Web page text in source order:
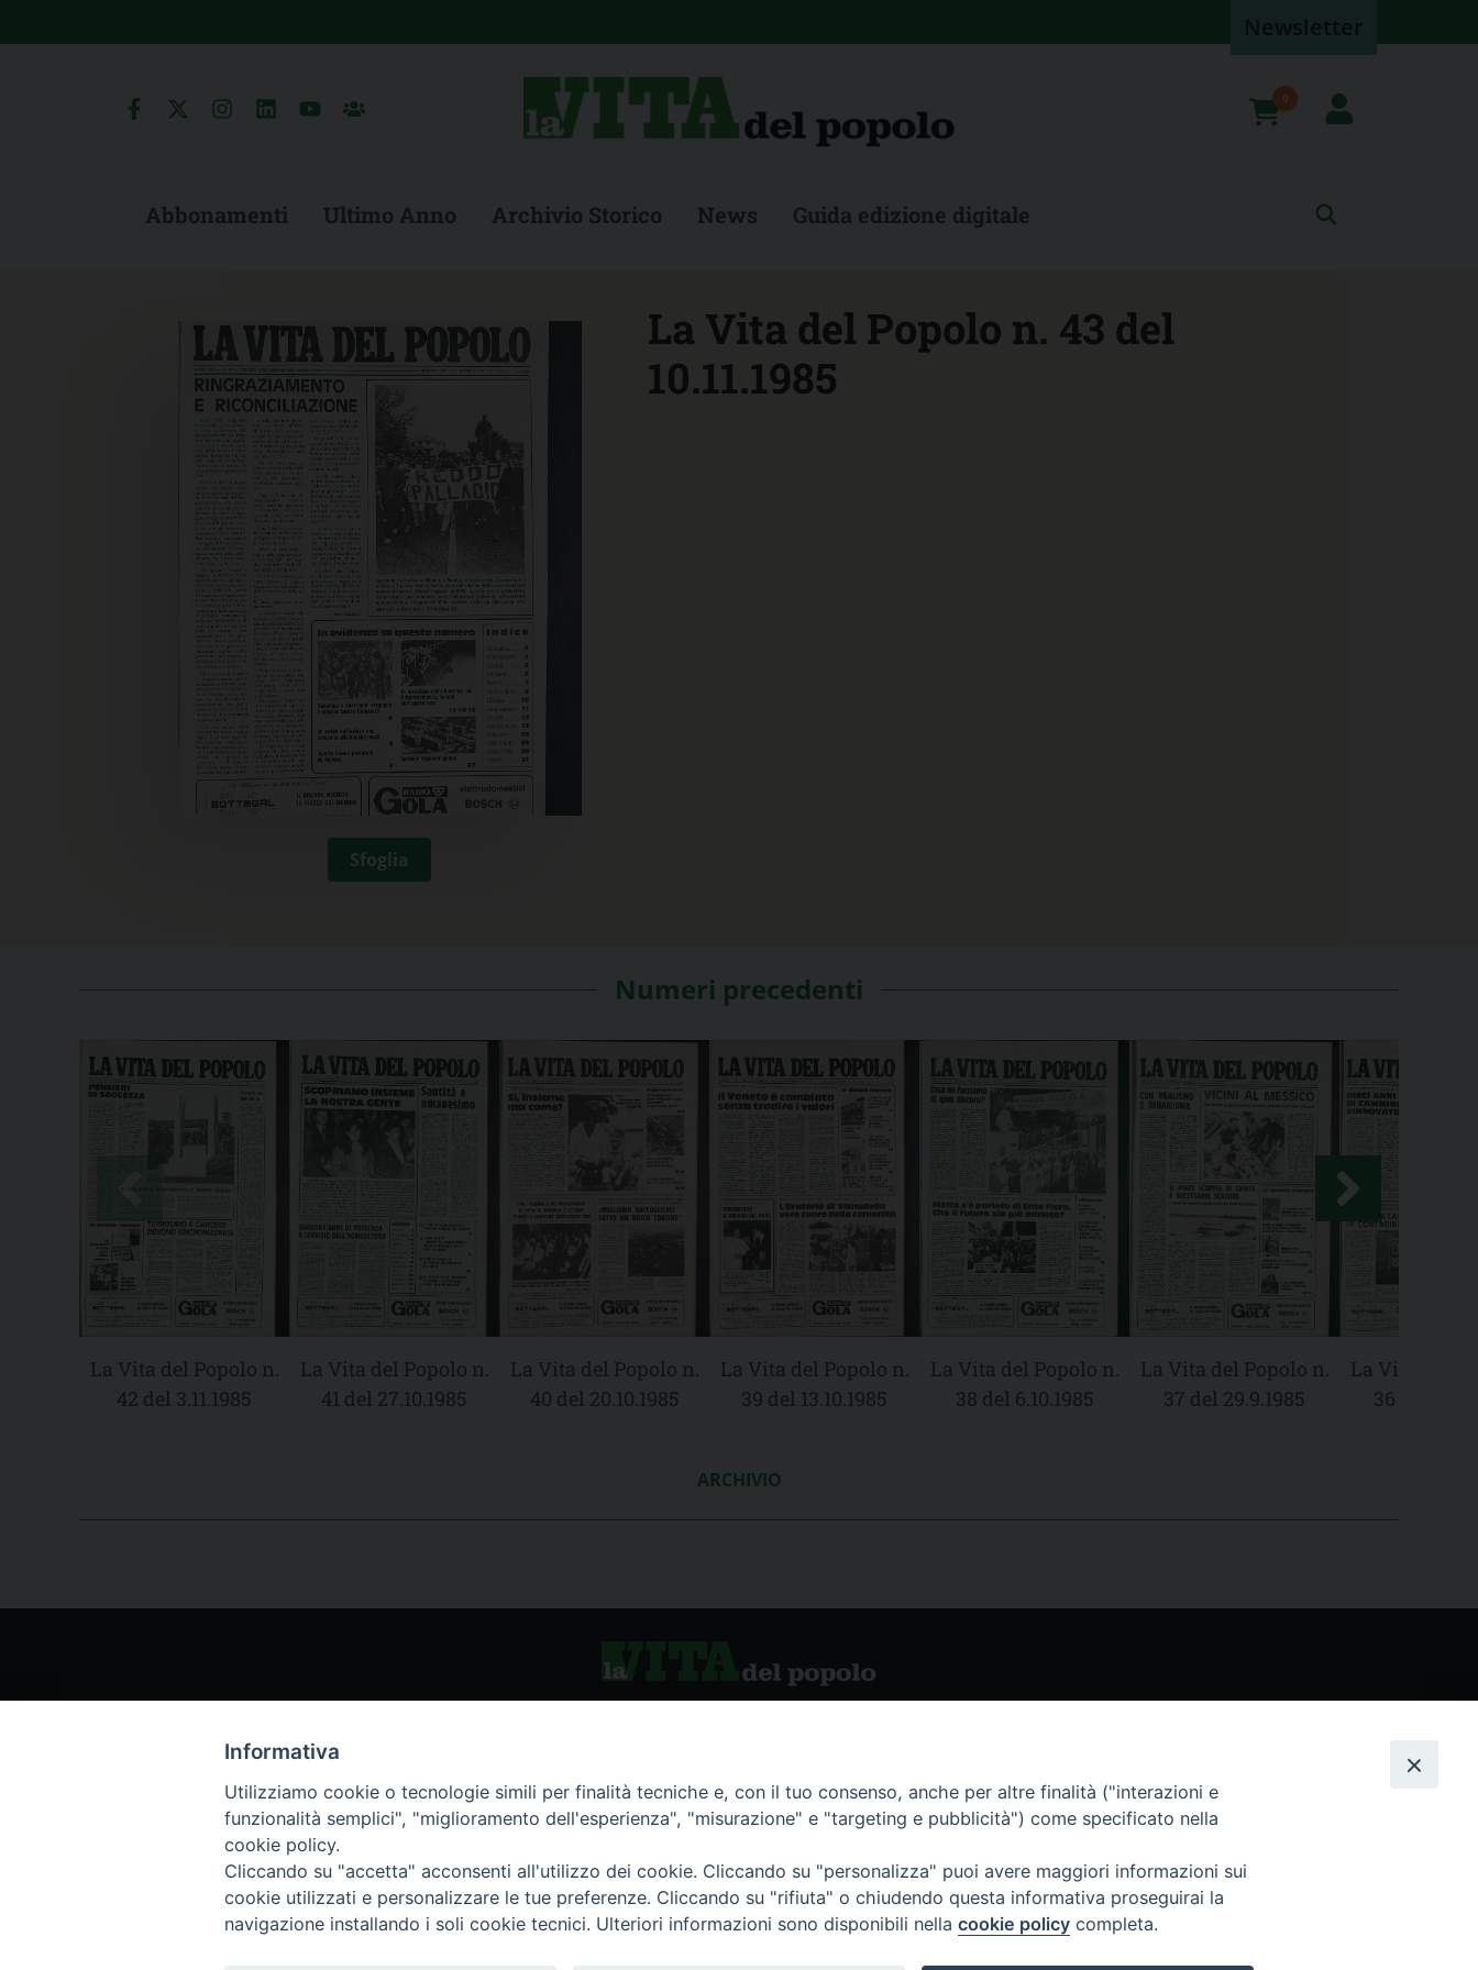
to
0
Abbonamenti Ultimo Anno Archivio Storico News Guida edizione digitale
Sfoglia
La Vita del Popolo n. 43 del
10.11.1985
Numeri precedenti
La Vita del Popolo n.
42 del 3.11.1985
La Vita del Popolo n.
41 del 27.10.1985
La Vita del Popolo n.
40 del 20.10.1985
La Vita del Popolo n.
39 del 13.10.1985
La Vita del Popolo n.
38 del 6.10.1985
La Vita del Popolo n.
37 del 29.9.1985
La Vita del
36 del
ARCHIVIO
Chi siamo
Servizio Clienti
Archivio rivista
Abbonamenti
Informativa
Utilizziamo cookie o tecnologie simili per finalità tecniche e, con il tuo consenso, anche per altre finalità ("interazioni e
funzionalità semplici", "miglioramento dell'esperienza", "misurazione" e "targeting e pubblicità") come specificato nella
cookie policy.
Cliccando su "accetta" acconsenti all'utilizzo dei cookie. Cliccando su "personalizza" puoi avere maggiori informazioni sui
cookie utilizzati e personalizzare le tue preferenze. Cliccando su "rifiuta" o chiudendo questa informativa proseguirai la
navigazione installando i soli cookie tecnici. Ulteriori informazioni sono disponibili nella cookie policy completa.